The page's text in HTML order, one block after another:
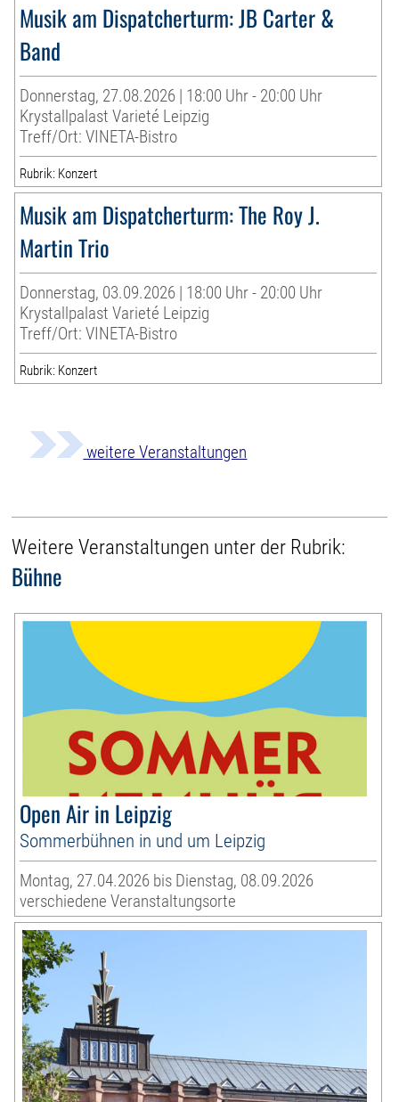
Musik am Dispatcherturm: JB Carter &
Band
Donnerstag, 27.08.2026 | 18:00 Uhr - 20:00 Uhr
Krystallpalast Varieté Leipzig
Treff/Ort: VINETA-Bistro
Rubrik: Konzert
Musik am Dispatcherturm: The Roy J.
Martin Trio
Donnerstag, 03.09.2026 | 18:00 Uhr - 20:00 Uhr
Krystallpalast Varieté Leipzig
Treff/Ort: VINETA-Bistro
Rubrik: Konzert
weitere Veranstaltungen
Weitere Veranstaltungen unter der Rubrik:
Bühne
Open Air in Leipzig
Sommerbühnen in und um Leipzig
Montag, 27.04.2026 bis Dienstag, 08.09.2026
verschiedene Veranstaltungsorte